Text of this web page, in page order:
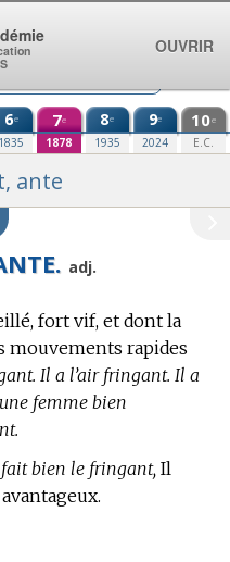
6e
1835
7e
1878
8e
1935
9e
2024
10e
E.C.
ante
adj.
fort vif, et dont la
mouvements rapides
Il a l’air fringant. Il a
femme bien
bien le fringant, Il
OUVRIR